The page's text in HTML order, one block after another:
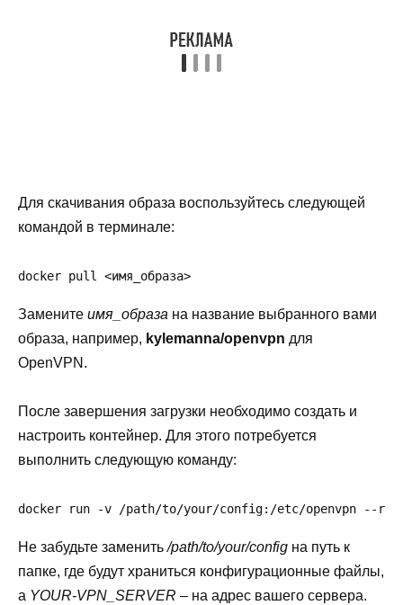
Для скачивания образа воспользуйтесь следующей
командой в терминале:
docker pull <имя_образа>
Замените имя_образа на название выбранного вами
образа, например, kylemanna/openvpn для
OpenVPN.
После завершения загрузки необходимо создать и
настроить контейнер. Для этого потребуется
выполнить следующую команду:
docker run -v /path/to/your/config:/etc/openvpn --rm -it
Не забудьте заменить/path/to/your/config на путь к
папке, где будут храниться конфигурационные файлы,
а YOUR-VPN_SERVER – на адрес вашего сервера.